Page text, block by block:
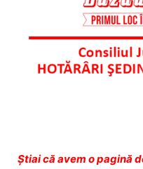
Ştiai că avem o pagină